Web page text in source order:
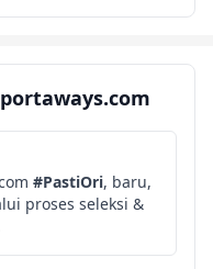
#PastiOri, baru,
proses seleksi &